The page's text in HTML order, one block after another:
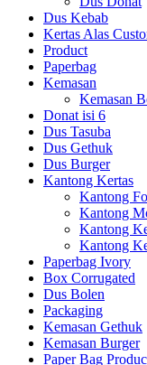
Dus Kebab
Kertas Alas
Product
Paperbag
Kemasan
Kemasan
Donat isi 6
Dus Tasuba
Dus Gethuk
Dus Burger
Kantong Kertas
Kantong
Kantong
Kantong
Kantong
Paperbag Ivory
Box Corrugated
Dus Bolen
Packaging
Kemasan Gethuk
Kemasan Burger
Paper Bag